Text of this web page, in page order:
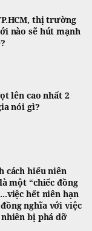
thị trường
nào sẽ hút mạnh
lên cao nhất 2
nói gì?
cách hiểu niên
một “chiếc đồng
hết niên hạn
nghĩa với việc
bị phá dỡ